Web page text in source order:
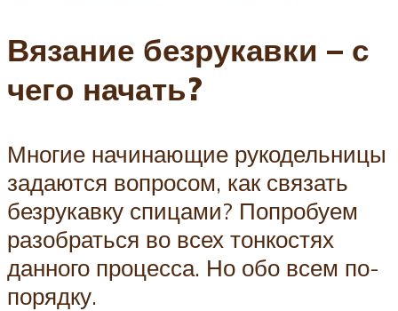
Вязание безрукавки – с
чего начать?
Многие начинающие рукодельницы
задаются вопросом, как связать
безрукавку спицами? Попробуем
разобраться во всех тонкостях
данного процесса. Но обо всем по-
порядку.